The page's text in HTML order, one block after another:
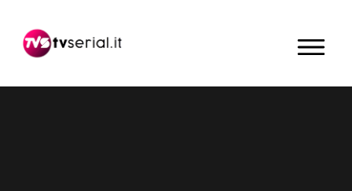
navigazione
contenuto
barra
primaria
MENU